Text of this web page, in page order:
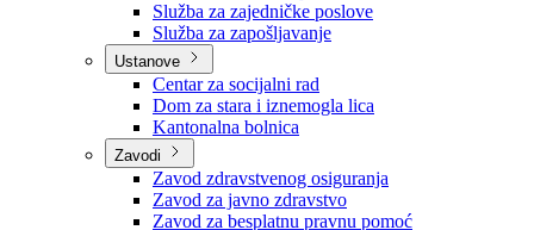
Službe
Služba za odnose s javnošću
Služba za zajedničke poslove
Služba za zapošljavanje
Ustanove
Centar za socijalni rad
Dom za stara i iznemogla lica
Kantonalna bolnica
Zavodi